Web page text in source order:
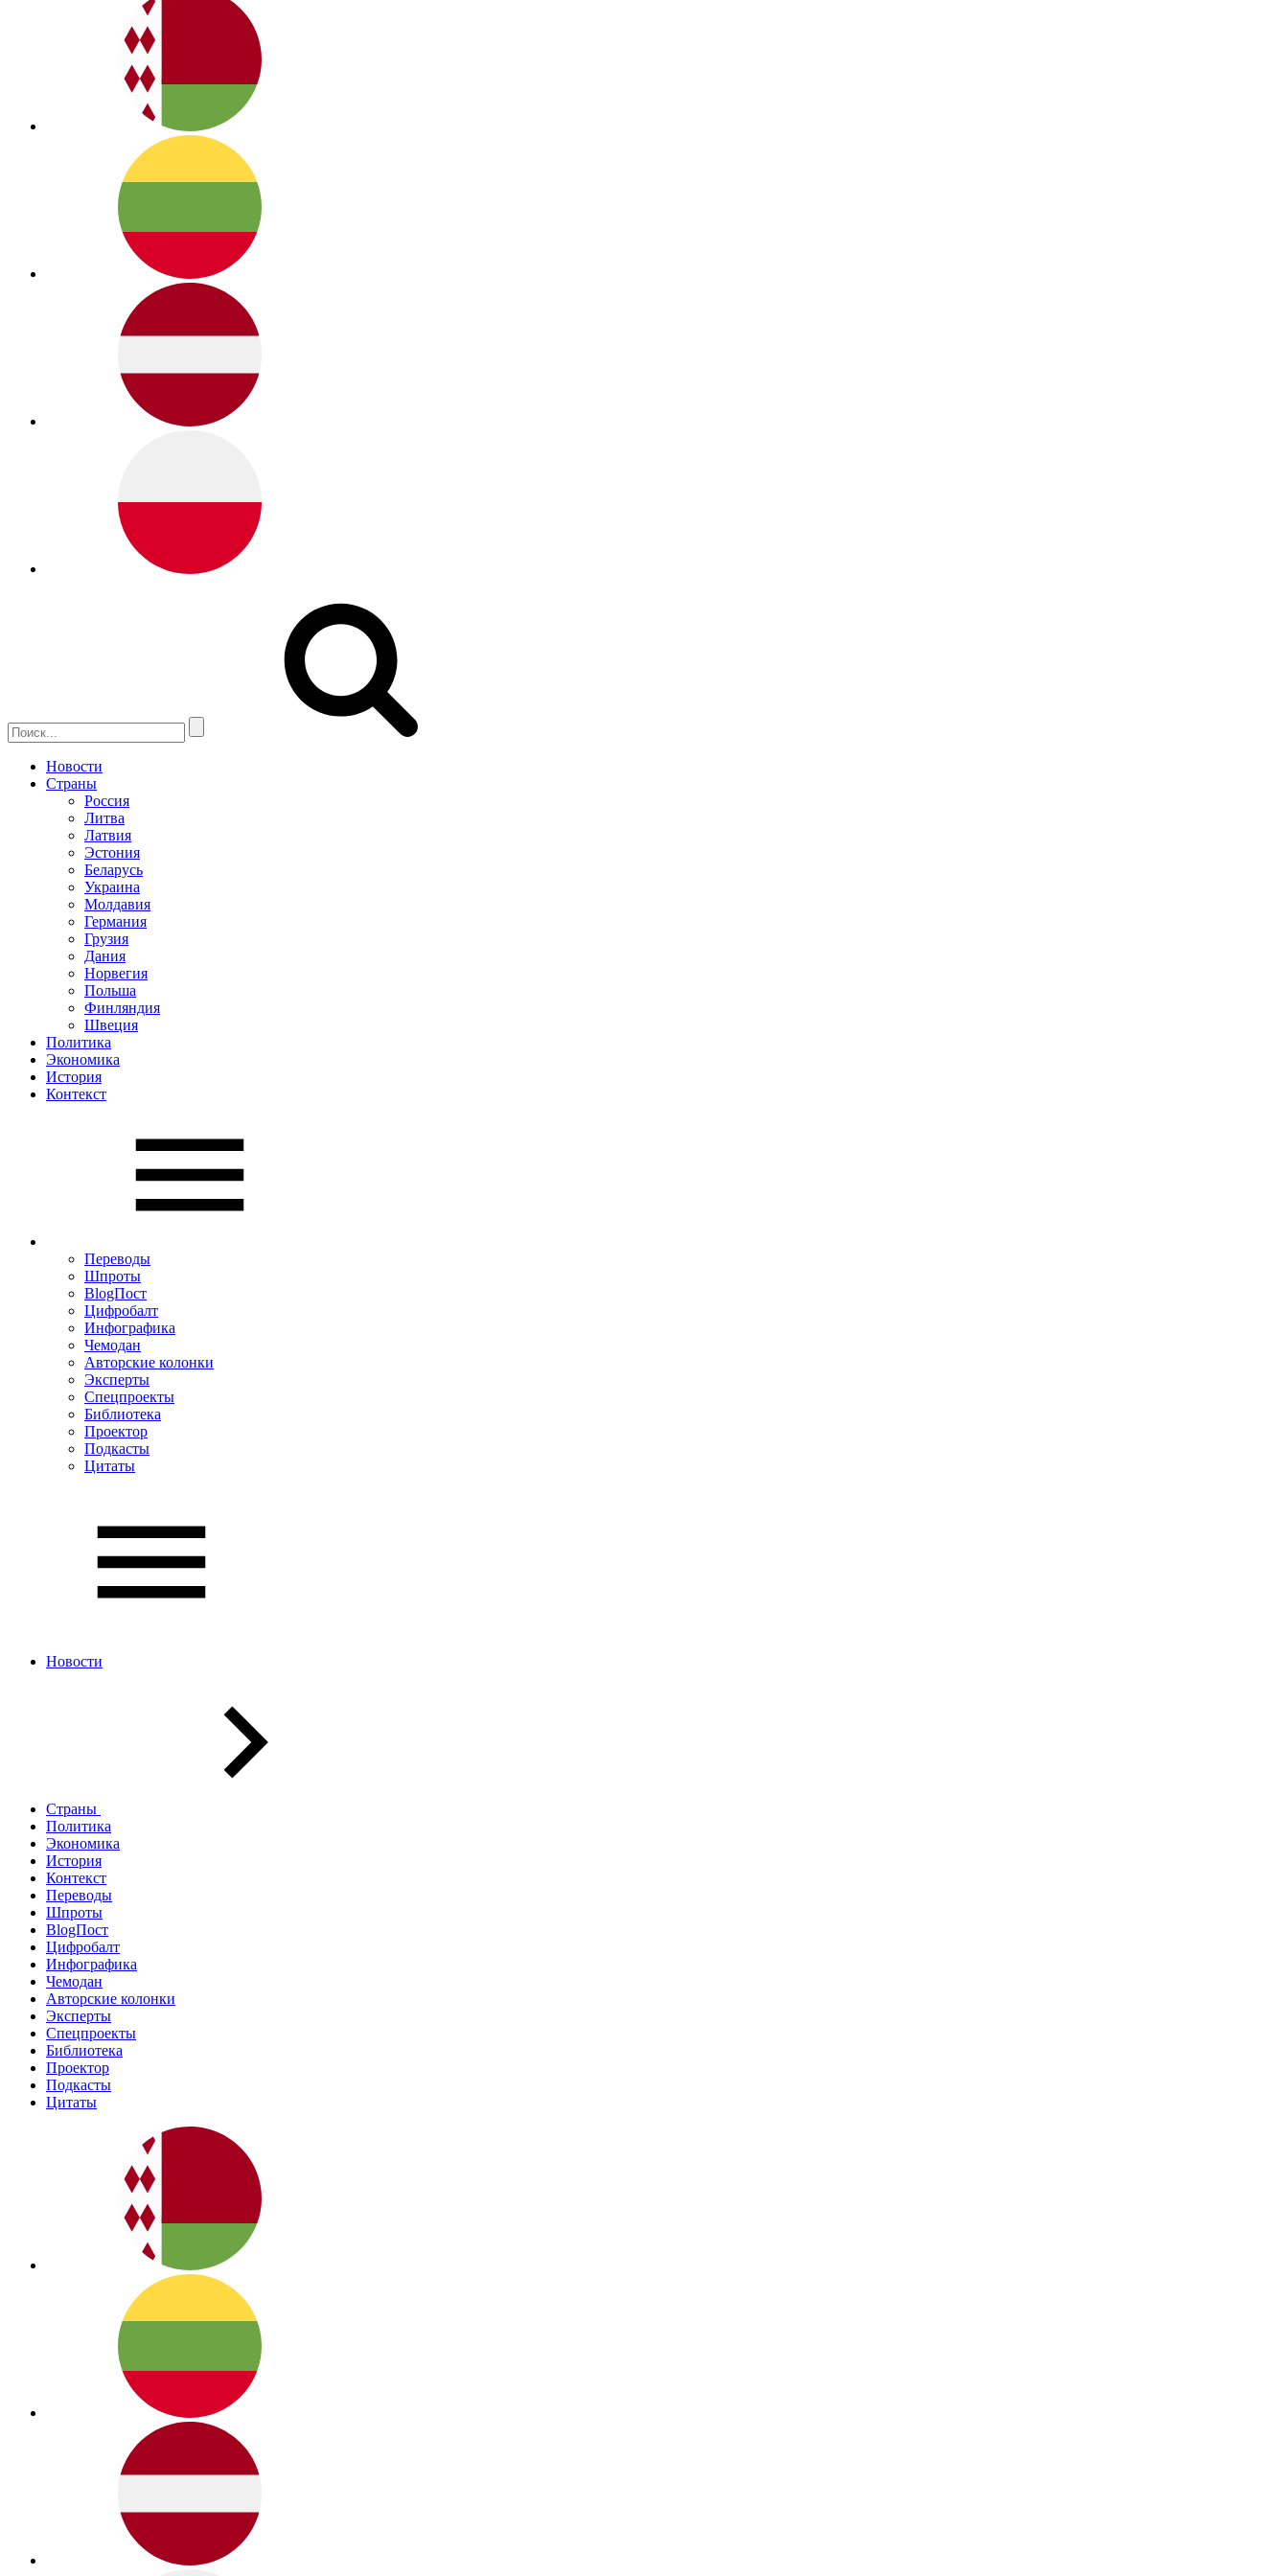
Новости
Страны
Россия
Литва
Латвия
Эстония
Беларусь
Украина
Молдавия
Германия
Грузия
Дания
Норвегия
Польша
Финляндия
Швеция
Политика
Экономика
История
Контекст
Переводы
Шпроты
BlogПост
Цифробалт
Инфографика
Чемодан
Авторские колонки
Эксперты
Спецпроекты
Библиотека
Проектор
Подкасты
Цитаты
Новости
Страны
Политика
Экономика
История
Контекст
Переводы
Шпроты
BlogПост
Цифробалт
Инфографика
Чемодан
Авторские колонки
Эксперты
Спецпроекты
Библиотека
Проектор
Подкасты
Цитаты